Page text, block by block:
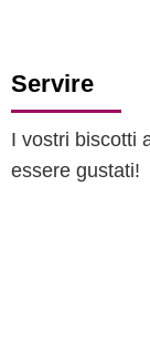
Servire
I vostri biscotti
essere gustati!